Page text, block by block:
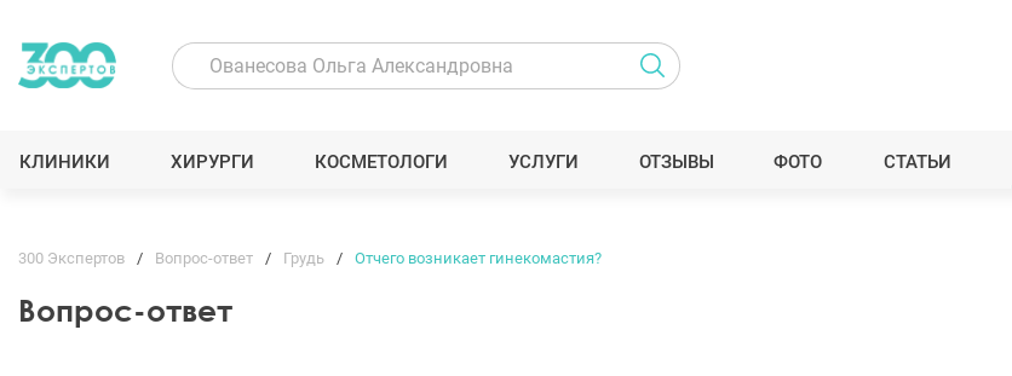
КЛИНИКИ ХИРУРГИ КОСМЕТОЛОГИ УСЛУГИ ОТЗЫВЫ ФОТО СТАТЬИ
300 Экспертов Вопрос-ответ Грудь Отчего возникает гинекомастия?
Вопрос-ответ